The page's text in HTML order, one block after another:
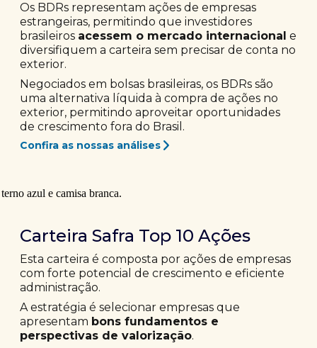
Os BDRs representam ações de empresas
estrangeiras, permitindo que investidores
brasileiros acessem o mercado internacional e
diversifiquem a carteira sem precisar de conta no
exterior.
Negociados em bolsas brasileiras, os BDRs são
uma alternativa líquida à compra de ações no
exterior, permitindo aproveitar oportunidades
de crescimento fora do Brasil.
Confira as nossas análises
Carteira Safra Top 10 Ações
Esta carteira é composta por ações de empresas
com forte potencial de crescimento e eficiente
administração.
A estratégia é selecionar empresas que
apresentam bons fundamentos e
perspectivas de valorização.